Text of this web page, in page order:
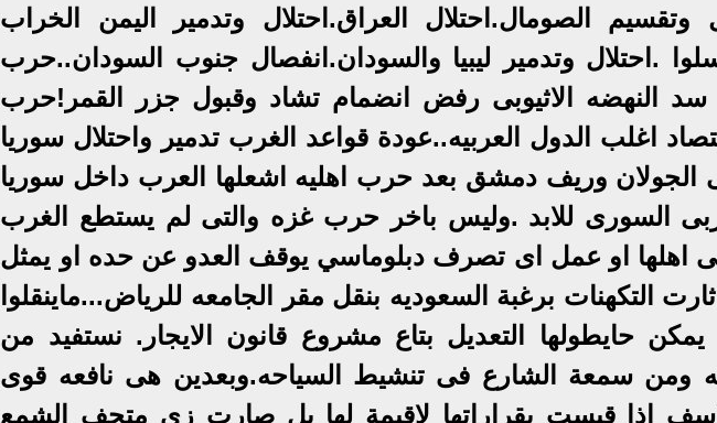
وتقسيم الصومال.احتلال العراق.احتلال وتدمير اليمن الخراب
.احتلال وتدمير ليبيا والسودان.انفصال جنوب السودان..حرب
سد النهضه الاثيوبى رفض انضمام تشاد وقبول جزر القمر!حرب
اقتصاد اغلب الدول العربيه..عودة قواعد الغرب تدمير واحتلال سوريا
الجولان وريف دمشق بعد حرب اهليه اشعلها العرب داخل سوريا
السورى للابد .وليس باخر حرب غزه والتى لم يستطع الغرب
اهلها او عمل اى تصرف دبلوماسي يوقف العدو عن حده او يمثل
التكهنات برغبة السعوديه بنقل مقر الجامعه للرياض...ماينقلوا
يمكن حايطولها التعديل بتاع مشروع قانون الايجار. نستفيد من
ومن سمعة الشارع فى تنشيط السياحه.وبعدين هى نافعه قوى
اذا قيست بقراراتها لاقيمة لها بل صارت زى متحف الشمع